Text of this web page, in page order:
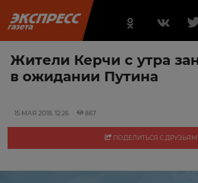
Жители Керчи с утра
в ожидании Путина
15 МАЯ 2018, 12:26 867
ПОДЕЛИТЬСЯ С